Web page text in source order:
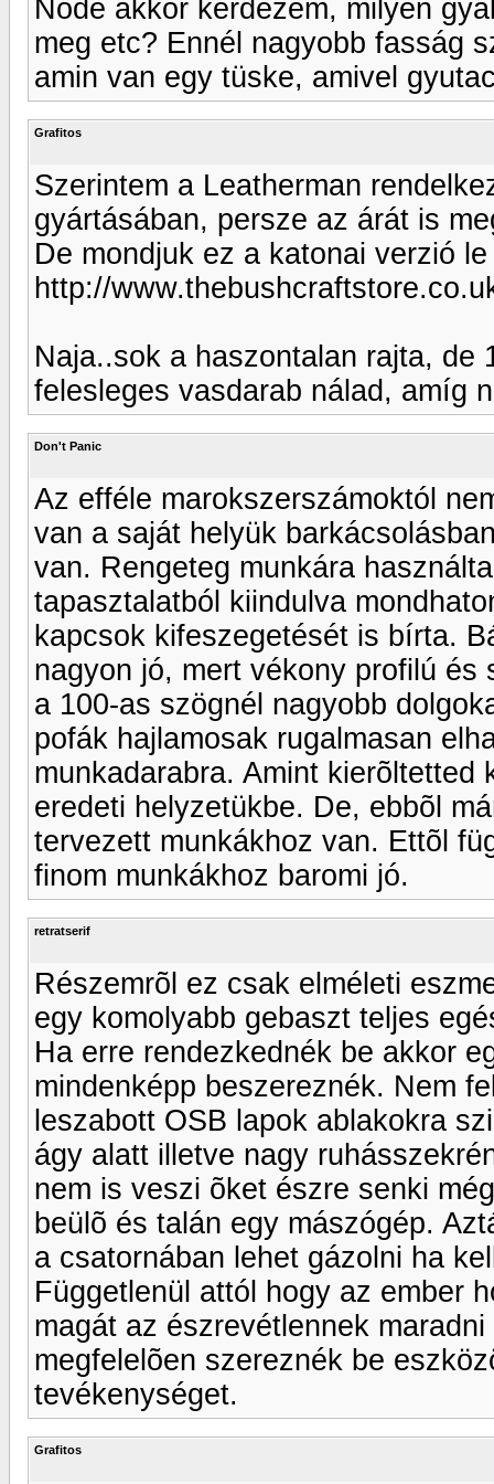
Node akkor kérdezem, milyen
meg etc? Ennél nagyobb fasság
amin van egy tüske, amivel
Grafitos
Szerintem a Leatherman
gyártásában, persze az árát is
De mondjuk ez a katonai verzió
http://
Naja..sok a haszontalan rajta,
felesleges vasdarab nálad, amíg
Don't Panic
Az efféle marokszerszámoktól
van a saját helyük
van. Rengeteg munkára
tapasztalatból kiindulva
kapcsok kifeszegetését is bírta.
nagyon jó, mert vékony profilú és
a 100-as szögnél nagyobb
pofák hajlamosak rugalmasan
munkadarabra. Amint
eredeti helyzetükbe. De, ebbõl
tervezett munkákhoz van. Ettõl
finom munkákhoz baromi jó.
retratserif
Részemrõl ez csak elméleti
egy komolyabb gebaszt teljes
Ha erre rendezkednék be akkor
mindenképp beszereznék. Nem
leszabott OSB lapok ablakokra
ágy alatt illetve nagy
nem is veszi õket észre senki
beülõ és talán egy mászógép.
a csatornában lehet gázolni ha
Függetlenül attól hogy az ember
magát az észrevétlennek
megfelelõen szereznék be
tevékenységet.
Grafitos